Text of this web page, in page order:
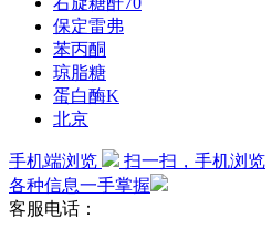
保定雷弗
苯丙酮
琼脂糖
蛋白酶K
北京
手机端浏览
扫一扫，手机浏览
各种信息一手掌握
客服电话：